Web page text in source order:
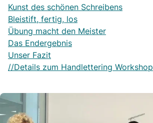
Kunst des schönen Schreibens
Bleistift, fertig, los
Übung macht den Meister
Das Endergebnis
Unser Fazit
//Details zum Handlettering Workshop